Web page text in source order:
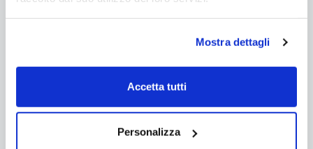
Mostra dettagli
Accetta tutti
Personalizza
solare per piscina Dreame J1
Spedizione gratuita Prodotto novità
Richiedi un preventivo